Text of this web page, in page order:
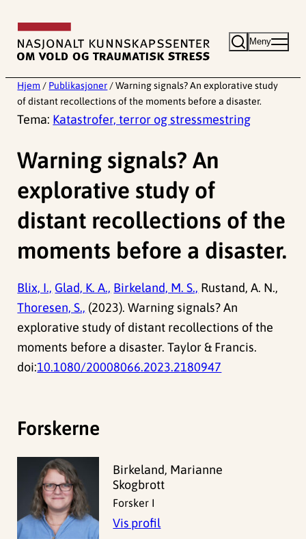
innhold
Meny
Hjem / Publikasjoner / Warning signals? An explorative study
of distant recollections of the moments before a disaster.
Tema: Katastrofer, terror og stressmestring
Warning signals? An
explorative study of
distant recollections of the
moments before a disaster.
Blix, I., Glad, K. A., Birkeland, M. S., Rustand, A. N.,
Thoresen, S., (2023). Warning signals? An
explorative study of distant recollections of the
moments before a disaster. Taylor & Francis.
doi:10.1080/20008066.2023.2180947
Forskerne
Birkeland, Marianne
Skogbrott
Forsker I
Vis profil